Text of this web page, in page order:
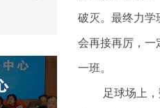
破灭。最终力学
会再接再厉，一
一班。
足球场上